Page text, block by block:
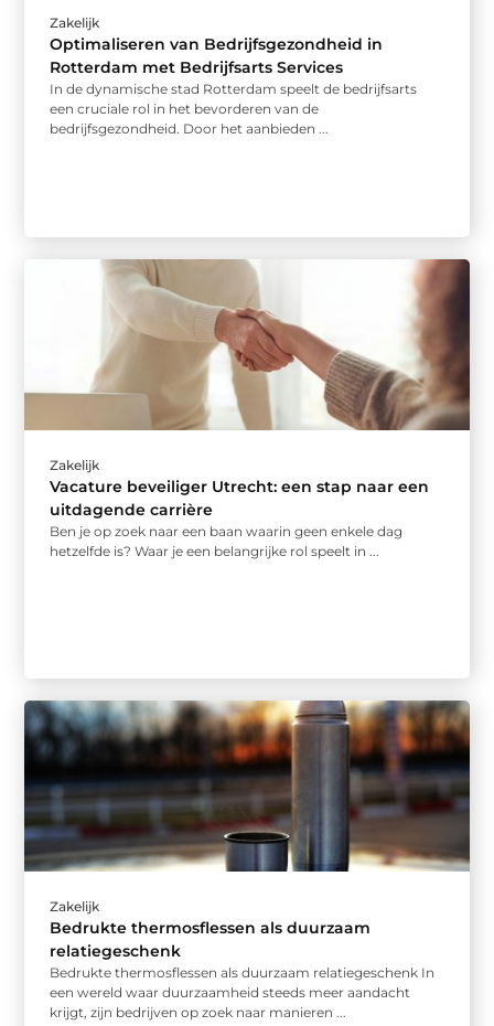
Zakelijk
Optimaliseren van Bedrijfsgezondheid in
Rotterdam met Bedrijfsarts Services
In de dynamische stad Rotterdam speelt de bedrijfsarts
een cruciale rol in het bevorderen van de
bedrijfsgezondheid. Door het aanbieden ...
Zakelijk
Vacature beveiliger Utrecht: een stap naar een
uitdagende carrière
Ben je op zoek naar een baan waarin geen enkele dag
hetzelfde is? Waar je een belangrijke rol speelt in ...
Zakelijk
Bedrukte thermosflessen als duurzaam
relatiegeschenk
Bedrukte thermosflessen als duurzaam relatiegeschenk In
een wereld waar duurzaamheid steeds meer aandacht
krijgt, zijn bedrijven op zoek naar manieren ...